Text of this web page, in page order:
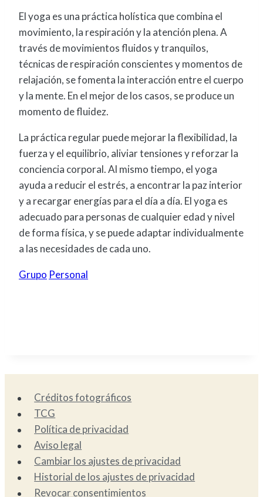
El yoga es una práctica holística que combina el
movimiento, la respiración y la atención plena. A
través de movimientos fluidos y tranquilos,
técnicas de respiración conscientes y momentos de
relajación, se fomenta la interacción entre el cuerpo
y la mente. En el mejor de los casos, se produce un
momento de fluidez.
La práctica regular puede mejorar la flexibilidad, la
fuerza y el equilibrio, aliviar tensiones y reforzar la
conciencia corporal. Al mismo tiempo, el yoga
ayuda a reducir el estrés, a encontrar la paz interior
y a recargar energías para el día a día. El yoga es
adecuado para personas de cualquier edad y nivel
de forma física, y se puede adaptar individualmente
a las necesidades de cada uno.
Grupo Personal
Créditos fotográficos
TCG
Política de privacidad
Aviso legal
Cambiar los ajustes de privacidad
Historial de los ajustes de privacidad
Revocar consentimientos